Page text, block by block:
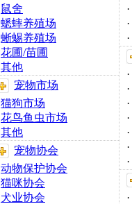
鼠舍
蟋蟀养殖场
蜥蜴养殖场
花圃/苗圃
其他
宠物市场
猫狗市场
花鸟鱼虫市场
其他
宠物协会
动物保护协会
猫咪协会
犬业协会
·
·
·
·
·
·
·
·
·
·
·